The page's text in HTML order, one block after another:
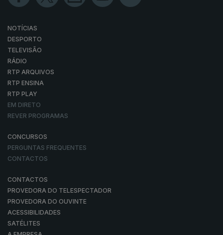
NOTÍCIAS
DESPORTO
TELEVISÃO
RÁDIO
RTP ARQUIVOS
RTP ENSINA
RTP PLAY
EM DIRETO
REVER PROGRAMAS
CONCURSOS
PERGUNTAS FREQUENTES
CONTACTOS
CONTACTOS
PROVEDORA DO TELESPECTADOR
PROVEDORA DO OUVINTE
ACESSIBILIDADES
SATÉLITES